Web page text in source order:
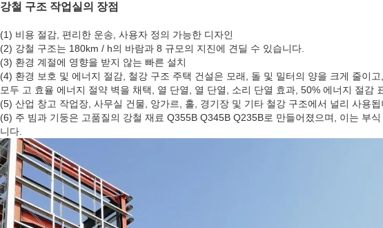
강철 구조 작업실의 장점
(1) 비용 절감, 편리한 운송, 사용자 정의 가능한 디자인
(2) 강철 구조는 180km / h의 바람과 8 규모의 지진에 견딜 수 있습니다.
(3) 환경 계절에 영향을 받지 않는 빠른 설치
(4) 환경 보호 및 에너지 절감, 철강 구조 주택 건설은 모래, 돌 및 밀터의 양을 크게 줄이
모두 고 효율 에너지 절약 벽을 채택, 열 단열, 열 단열, 소리 단열 효과, 50% 에너지 절감
(5) 산업 창고 작업장, 사무실 건물, 앙가르, 홀, 경기장 및 기타 철강 구조에서 널리 사용됩
(6) 주 빔과 기둥은 고품질의 강철 재료 Q355B Q345B Q235B로 만들어졌으며, 이는 부
니다.